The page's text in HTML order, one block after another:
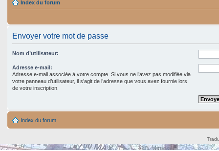
Index du forum
Envoyer votre mot de passe
Nom d’utilisateur:
Adresse e-mail:
Adresse e-mail associée à votre compte. Si vous ne l’avez pas modifiée via
votre panneau d’utilisateur, il s’agit de l’adresse que vous avez fournie lors
de votre inscription.
Index du forum